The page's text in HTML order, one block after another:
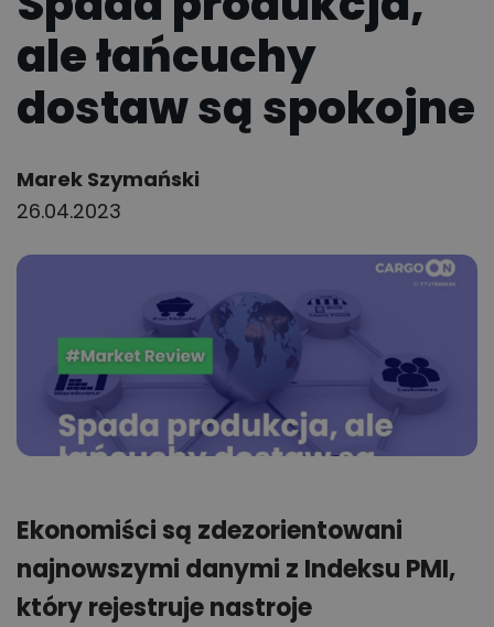
ale łańcuchy
dostaw są spokojne
Author:
Marek Szymański
26.04.2023
Ekonomiści są zdezorientowani
najnowszymi danymi z Indeksu PMI,
który rejestruje nastroje